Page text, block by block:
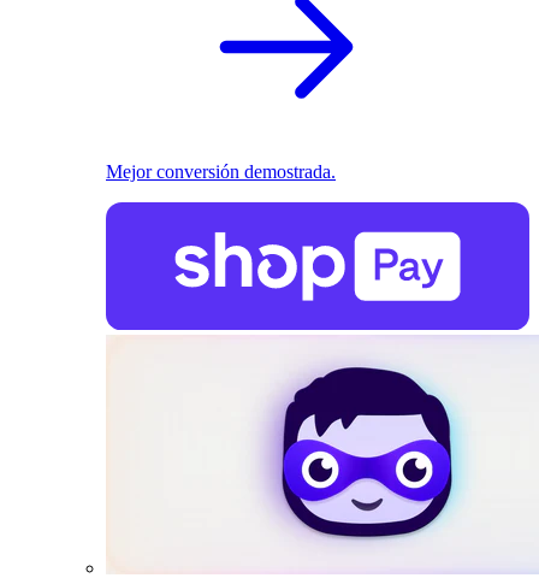
Mejor conversión demostrada.